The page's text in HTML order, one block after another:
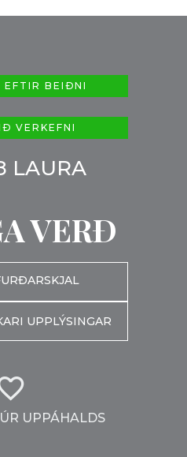
EFTIR BEIÐNI
VERKEFNI
LAURA
VERÐ
UPPLÝSINGAR
UPPÁHALDS